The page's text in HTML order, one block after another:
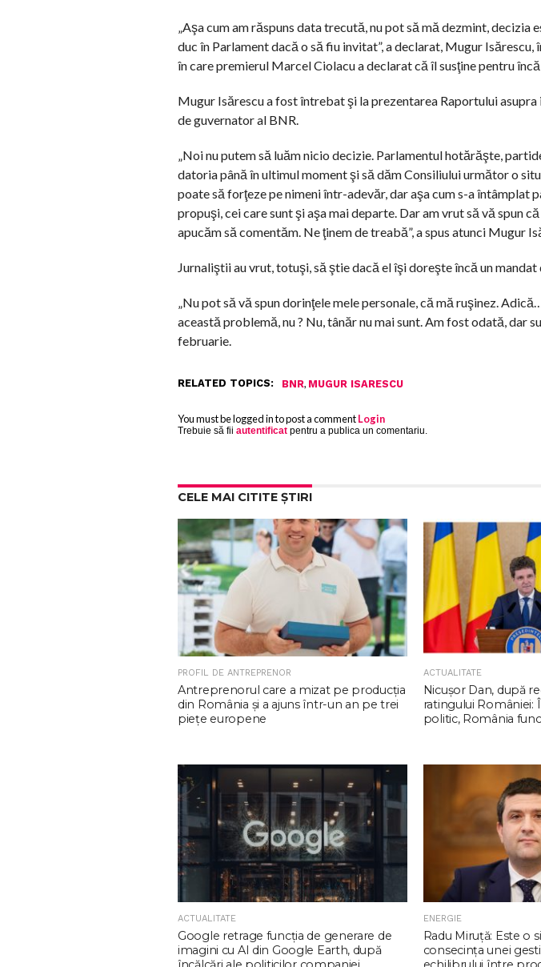
„Aşa cum am răspuns data trecută, nu pot să mă dezmint, decizia
duc în Parlament dacă o să fiu invitat”, a declarat, Mugur
în care premierul Marcel Ciolacu a declarat că îl susţine pentru
Mugur Isărescu a fost întrebat şi la prezentarea Raportului
de guvernator al BNR.
„Noi nu putem să luăm nicio decizie. Parlamentul hotărăşte,
datoria până în ultimul moment şi să dăm Consiliului următor o
poate să forţeze pe nimeni într-adevăr, dar aşa cum s-a întâmplat
propuşi, cei care sunt şi aşa mai departe. Dar am vrut să vă spun
apucăm să comentăm. Ne ţinem de treabă”, a spus atunci Mugur
Jurnaliştii au vrut, totuşi, să ştie dacă el îşi doreşte încă un mandat
„Nu pot să vă spun dorinţele mele personale, că mă ruşinez.
această problemă, nu ? Nu, tânăr nu mai sunt. Am fost odată, dar
februarie.
RELATED TOPICS: BNR, MUGUR ISARESCU
You must be logged in to post a commentLogin
Trebuie să fii autentificat pentru a publica un comentariu.
CELE MAI CITITE ȘTIRI
PROFIL DE ANTREPRENOR
Antreprenorul care a mizat pe producția
din România și a ajuns într-un an pe trei
piețe europene
ACTUALITATE
Nicuşor Dan, după
ratingului României:
politic, România
ACTUALITATE
Google retrage funcţia de generare de
imagini cu AI din Google Earth, după
ENERGIE
Radu Miruţă: Este o
consecinţa unei